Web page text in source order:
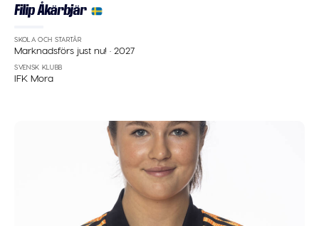
Filip Åkärbjär
SKOLA OCH STARTÅR
Marknadsförs just nu!·2027
SVENSK KLUBB
IFK Mora